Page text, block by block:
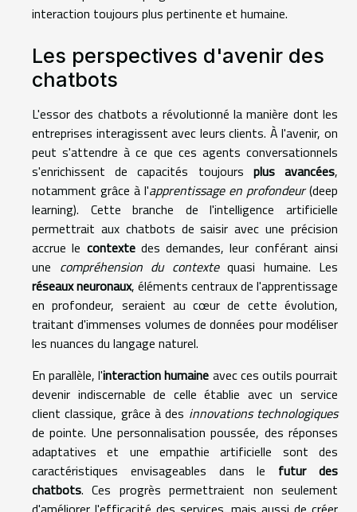
interaction toujours plus pertinente et humaine.
Les perspectives d'avenir des
chatbots
L'essor des chatbots a révolutionné la manière dont les
entreprises interagissent avec leurs clients. À l'avenir, on
peut s'attendre à ce que ces agents conversationnels
s'enrichissent de capacités toujours plus avancées,
notamment grâce à l'apprentissage en profondeur(deep
learning). Cette branche de l'intelligence artificielle
permettrait aux chatbots de saisir avec une précision
accrue le contextedes demandes, leur conférant ainsi
une compréhension du contextequasi humaine. Les
réseaux neuronaux, éléments centraux de l'apprentissage
en profondeur, seraient au cœur de cette évolution,
traitant d'immenses volumes de données pour modéliser
les nuances du langage naturel.
En parallèle, l'interaction humaine avec ces outils pourrait
devenir indiscernable de celle établie avec un service
client classique, grâce à des innovations technologiques
de pointe. Une personnalisation poussée, des réponses
adaptatives et une empathie artificielle sont des
caractéristiques envisageables dans le futur des
chatbots. Ces progrès permettraient non seulement